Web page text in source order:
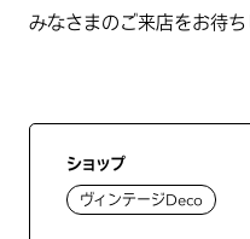
みなさまのご来店をお待ち
ショップ
ヴィンテージDeco